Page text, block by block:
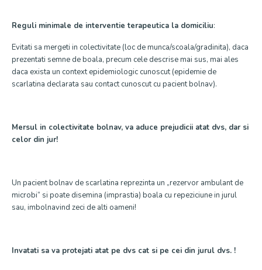
Reguli minimale de interventie terapeutica la domiciliu:
Evitati sa mergeti in colectivitate (loc de munca/scoala/gradinita), daca
prezentati semne de boala, precum cele descrise mai sus, mai ales
daca exista un context epidemiologic cunoscut (epidemie de
scarlatina declarata sau contact cunoscut cu pacient bolnav).
Mersul in colectivitate bolnav, va aduce prejudicii atat dvs, dar si
celor din jur!
Un pacient bolnav de scarlatina reprezinta un „rezervor ambulant de
microbi” si poate disemina (imprastia) boala cu repeziciune in jurul
sau, imbolnavind zeci de alti oameni!
Invatati sa va protejati atat pe dvs cat si pe cei din jurul dvs. !